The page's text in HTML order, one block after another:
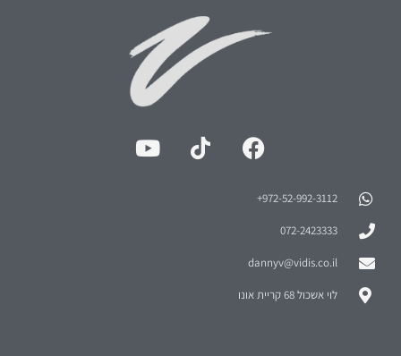
972-52-992-3112⁩+
072-2423333
dannyv@vidis.co.il
לוי אשכול 68 קריית אונו